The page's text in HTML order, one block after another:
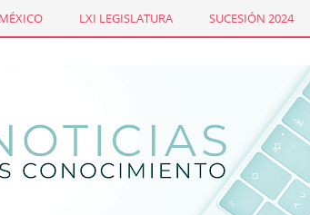
LXI LEGISLATURA SUCESIÓN 2024